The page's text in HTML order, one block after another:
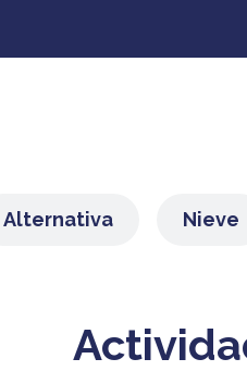
Alternativa Nieve